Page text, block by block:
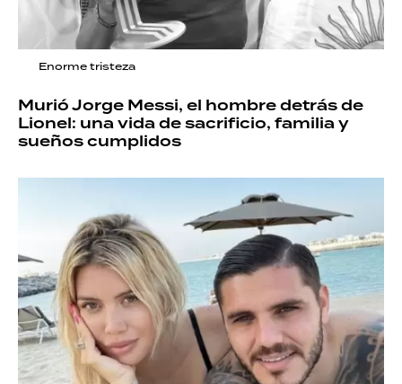
Enorme tristeza
Murió Jorge Messi, el hombre detrás de
Lionel: una vida de sacrificio, familia y
sueños cumplidos